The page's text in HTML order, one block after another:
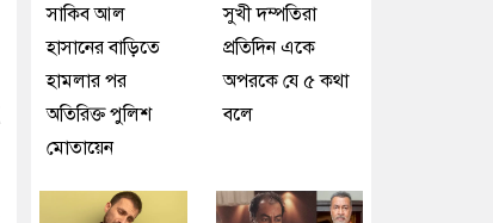
সাকিব আল
হাসানের বাড়িতে
হামলার পর
অতিরিক্ত পুলিশ
মোতায়েন
সুখী দম্পতিরা
প্রতিদিন একে
অপরকে যে ৫ কথা
বলে